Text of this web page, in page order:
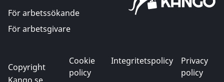
För arbetssökande
För arbetsgivare
Copyright
Cookie
policy
Integritetspolicy
Privacy
policy